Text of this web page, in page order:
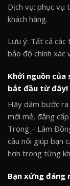
Dịch vụ: phục vụ
khách hàng.
Lưu ý: Tất cả các
bảo độ chính xác
Khởi nguồn
bắt đầu từ đây!
Hãy dám bước
mới mẻ, đẳng
Trọng – Lâm
cầu nối giúp bạn
hơn trong từng
Bạn xứng đáng